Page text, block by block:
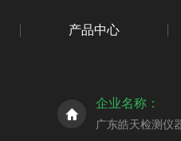
产品中心
企业名称：
广东皓天检测仪